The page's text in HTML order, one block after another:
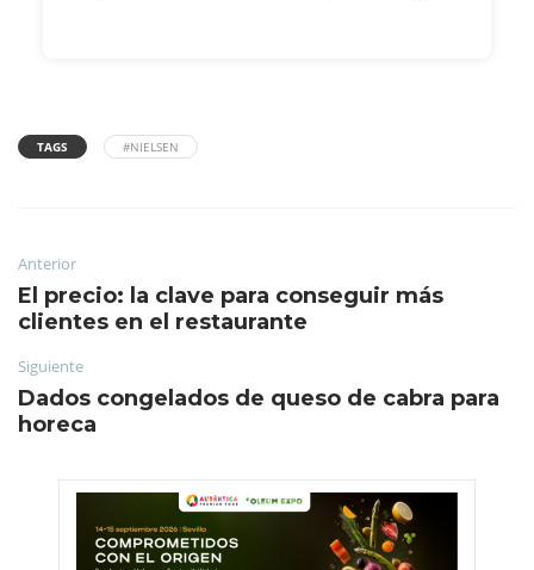
TAGS #NIELSEN
Anterior
El precio: la clave para conseguir más
clientes en el restaurante
Siguiente
Dados congelados de queso de cabra para
horeca